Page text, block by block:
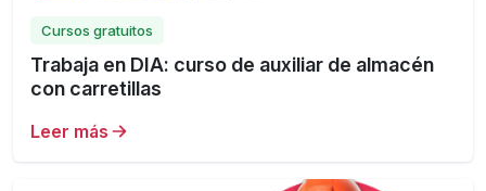
Cursos gratuitos
Trabaja en DIA: curso de auxiliar de almacén
con carretillas
Leer más